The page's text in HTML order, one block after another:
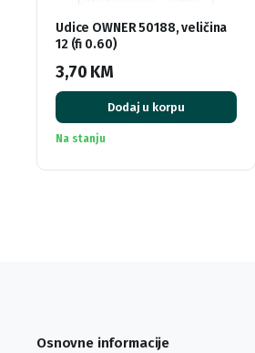
Udice OWNER 50188, veličina
12 (fi 0.60)
3,70 KM
Dodaj u korpu
Na stanju
Osnovne informacije